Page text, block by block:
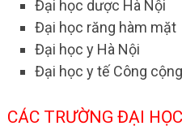
Đại học dược Hà Nội
Đại học răng hàm mặt
Đại học y Hà Nội
Đại học y tế Công cộng
CÁC TRƯỜNG ĐẠI